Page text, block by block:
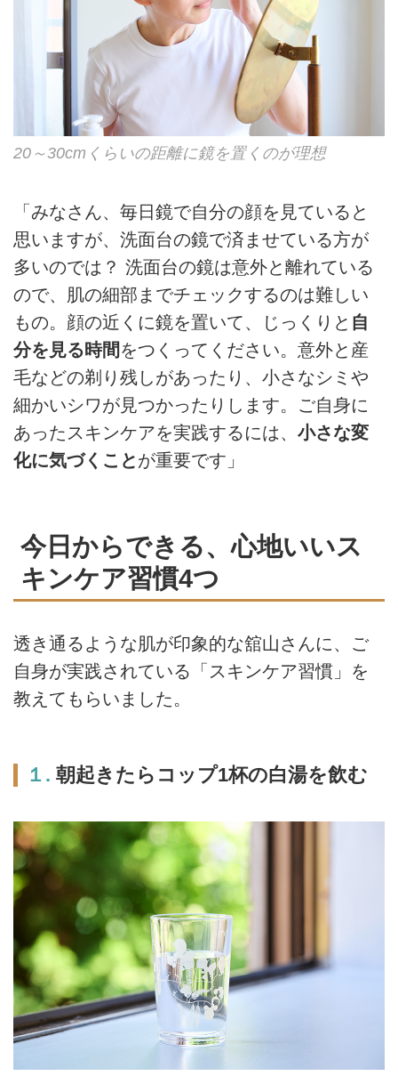
20～30cmくらいの距離に鏡を置くのが理想
「みなさん、毎日鏡で自分の顔を見ていると
思いますが、洗面台の鏡で済ませている方が
多いのでは？ 洗面台の鏡は意外と離れている
ので、肌の細部までチェックするのは難しい
もの。顔の近くに鏡を置いて、じっくりと 自
分を見る時間 をつくってください。意外と産
毛などの剃り残しがあったり、小さなシミや
細かいシワが見つかったりします。ご自身に
あったスキンケアを実践するには、 小さな変
化に気づくことが重要です」
今日からできる、心地いいス
キンケア習慣4つ
透き通るような肌が印象的な舘山さんに、ご
自身が実践されている「スキンケア習慣」を
教えてもらいました。
１. 朝起きたらコップ1杯の白湯を飲む